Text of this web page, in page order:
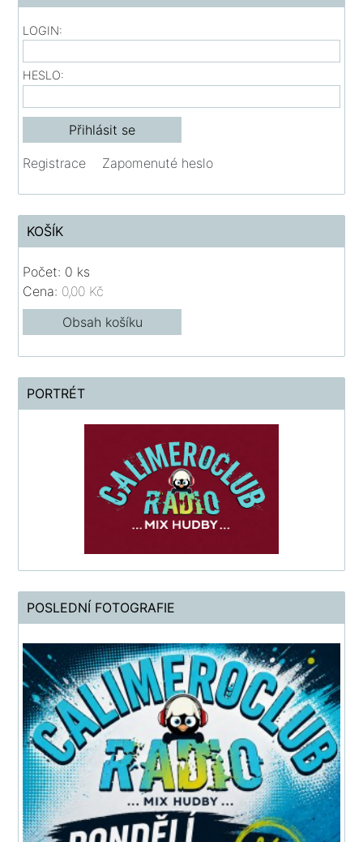
LOGIN:
HESLO:
Registrace Zapomenuté heslo
KOŠÍK
Počet: 0 ks
Cena: 0,00 Kč
Obsah košíku
PORTRÉT
POSLEDNÍ FOTOGRAFIE